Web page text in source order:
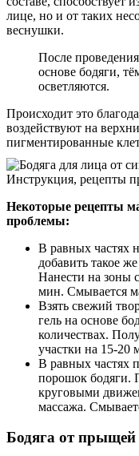
лице, но и от таких
веснушки.
После
основе бодяги,
осветляются.
Происходит это
воздействуют на
пигментированные
Некоторые рецепты
проблемы:
В равных частях
добавить такое
Нанести на зоны
мин. Смывается
Взять свежий
гель на основе
количествах.
участки на 15-
В равных частях
порошок бодяги.
круговыми
массажа.
Бодяга от прыщей